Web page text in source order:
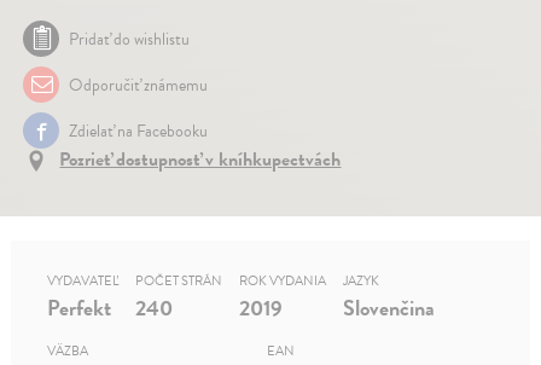
Pridať do wishlistu
Odporučiť známemu
Zdielať na Facebooku
Pozrieť dostupnosť v kníhkupectvách
VYDAVATEĽ
Perfekt
POČET STRÁN
240
ROK VYDANIA
2019
JAZYK
Slovenčina
VÄZBA EAN